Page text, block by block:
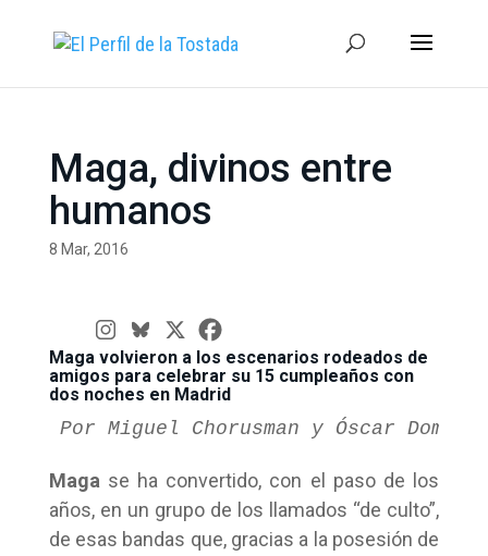
Maga, divinos entre
humanos
8 Mar, 2016
Maga volvieron a los escenarios rodeados de
amigos para celebrar su 15 cumpleaños con
dos noches en Madrid
Por Miguel Chorusman y Óscar
Maga se ha convertido, con el paso de los
años, en un grupo de los llamados “de culto”,
de esas bandas que, gracias a la posesión de